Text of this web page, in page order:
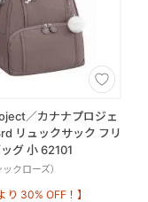
／カナナプロジェ
リュックサック フリ
グ 小 62101
クローズ）
り 30% OFF！】